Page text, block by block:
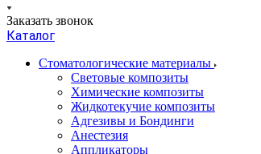
Заказать звонок
Каталог
Стоматологические материалы
Световые композиты
Химические композиты
Жидкотекучие композиты
Адгезивы и Бондинги
Анестезия
Аппликаторы